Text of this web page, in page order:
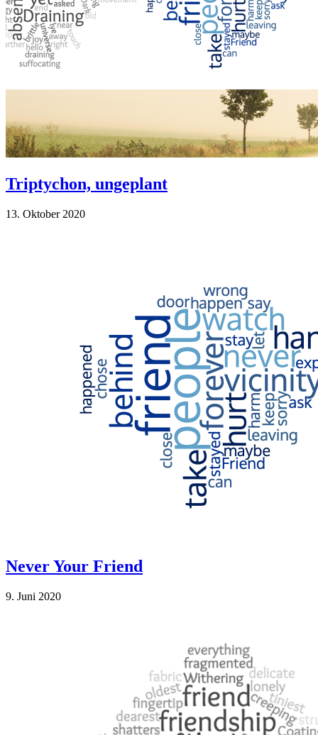
Triptychon, ungeplant
13. Oktober 2020
Never Your Friend
9. Juni 2020